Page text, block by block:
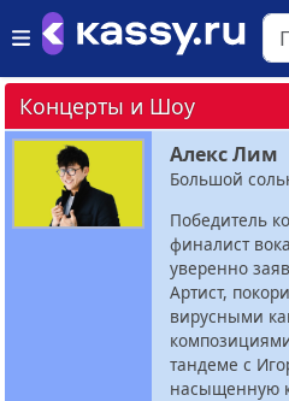
Концерты и Шоу
Алекс Лим
Большой
Победитель
финалист
уверенно
Артист,
вирусными
тандеме с
насыщенную